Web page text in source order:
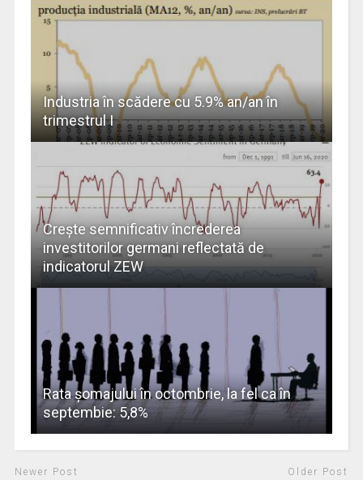
Industria în scădere cu 5.9% an/an în
trimestrul I
Creşte semnificativ încrederea
investitorilor germani reflectată de
indicatorul ZEW
Rata şomajului în octombrie, la fel ca în
septembie: 5,8%
Newer Post Older Post